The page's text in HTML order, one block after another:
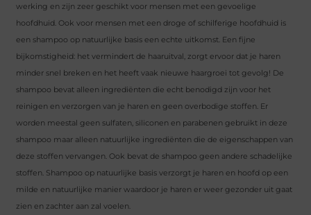
werking en zijn zeer geschikt voor mensen met een gevoelige
hoofdhuid. Ook voor mensen met een droge of schilferige hoofdhuid is
een shampoo op natuurlijke basis een echte uitkomst. Een fijne
bijkomstigheid: het vermindert de haaruitval, zorgt ervoor dat je haren
minder snel breken en het heeft vaak nieuwe haargroei tot gevolg! De
shampoo bevat alleen ingrediënten die echt benodigd zijn voor het
reinigen en verzorgen van je haren en geen overbodige stoffen. Er
worden meestal geen sulfaten, siliconen en parabenen gebruikt in deze
shampoo maar alleen natuurlijke ingrediënten die de eigenschappen van
deze stoffen vervangen. Ook bevat de shampoo geen andere schadelijke
stoffen. Shampoo op natuurlijke basis verzorgt je haren en hoofd op een
milde en natuurlijke manier waardoor je haren er weer gezonder uit gaat
zien en zachter aan zal voelen.